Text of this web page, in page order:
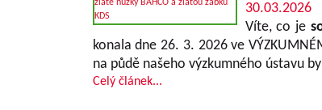
30.03.2026
Víte, co je
konala dne 26. 3. 2026 ve
na půdě našeho výzkumného ústavu
Celý článek...